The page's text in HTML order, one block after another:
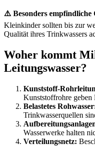
⚠️ Besonders empfindliche
Kleinkinder sollten bis zur
Qualität ihres Trinkwassers
Woher kommt
Leitungswasser?
Kunststoff-
Kunststoffrohre geben
Belastetes
Trinkwasserquellen
Wasserwerke halten
Verteilungsnetz: